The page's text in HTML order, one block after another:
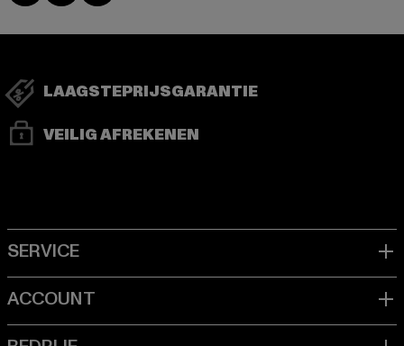
LAAGSTEPRIJSGARANTIE
VEILIG AFREKENEN